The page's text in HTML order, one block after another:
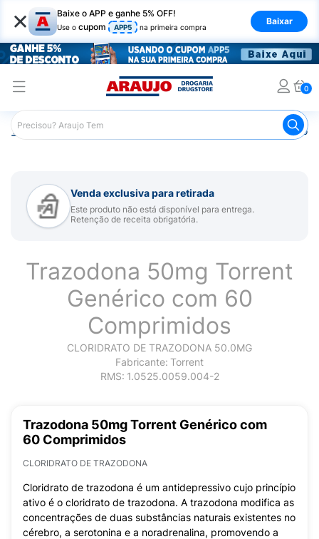
× Baixe o APP e ganhe 5% OFF!
Use o cupom APP5 na primeira compra
Baixar
0
Araujo Medicamentos Remédio para Sistema Nervoso
Venda exclusiva para retirada
Este produto não está disponível para entrega.
Retenção de receita obrigatória.
Trazodona 50mg Torrent
Genérico com 60
Comprimidos
CLORIDRATO DE TRAZODONA 50.0MG
Fabricante: Torrent
RMS: 1.0525.0059.004-2
Trazodona 50mg Torrent Genérico com
60 Comprimidos
CLORIDRATO DE TRAZODONA
Cloridrato de trazodona é um antidepressivo cujo princípio
ativo é o cloridrato de trazodona. A trazodona modifica as
concentrações de duas substâncias naturais existentes no
cérebro, a serotonina e a noradrenalina, promovendo a